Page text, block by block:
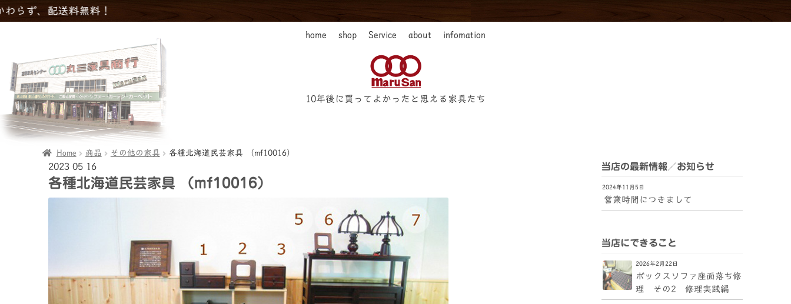
home shop Service about infomation
10年後に買ってよかったと思える家具たち
Home 商品 その他の家具 各種北海道民芸家具 （mf10016）
2023 05 16
各種北海道民芸家具 （mf10016）
当店の最新情報／お知らせ
2024年11月5日
営業時間につきまして
当店にできること
2026年2月22日
ボックスソファ座面落ち修
理 その2 修理実践編